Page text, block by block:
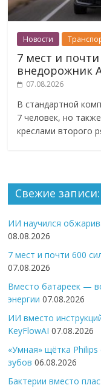
Новости
7 мест и
внедорожник
07.08.2026
В стандартной
7 человек, но
креслами второго
Свежие записи:
ИИ научился
08.08.2026
7 мест и почти 600
07.08.2026
Вместо батареек —
энергии 07.08.2026
ИИ вместо
KeyFlowAI 07.08.2026
«Умная» щётка
зубов 06.08.2026
Бактерии вместо